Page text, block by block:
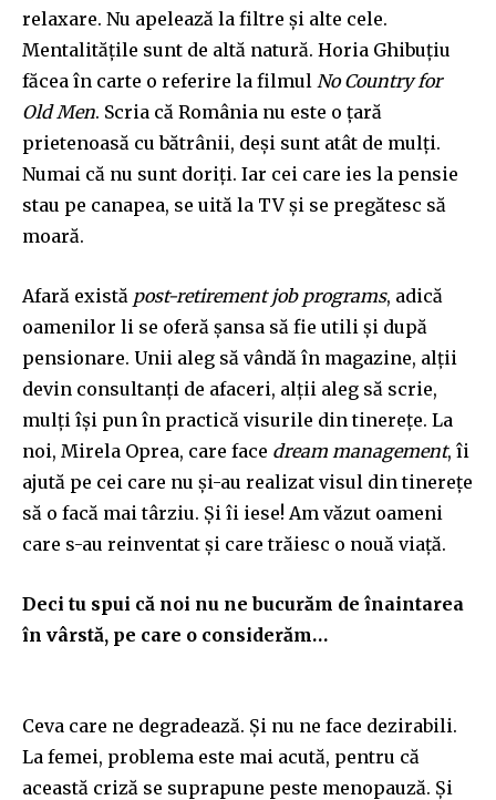
relaxare. Nu apelează la filtre și alte cele.
Mentalitățile sunt de altă natură. Horia Ghibuțiu
făcea în carte o referire la filmul No Country for
Old Men. Scria că România nu este o țară
prietenoasă cu bătrânii, deși sunt atât de mulți.
Numai că nu sunt doriți. Iar cei care ies la pensie
stau pe canapea, se uită la TV și se pregătesc să
moară.
Afară există post-retirement job programs, adică
oamenilor li se oferă șansa să fie utili și după
pensionare. Unii aleg să vândă în magazine, alții
devin consultanți de afaceri, alții aleg să scrie,
mulți își pun în practică visurile din tinerețe. La
noi, Mirela Oprea, care face dream management, îi
ajută pe cei care nu și-au realizat visul din tinerețe
să o facă mai târziu. Și îi iese! Am văzut oameni
care s-au reinventat și care trăiesc o nouă viață.
Deci tu spui că noi nu ne bucurăm de înaintarea
în vârstă, pe care o considerăm…
Ceva care ne degradează. Și nu ne face dezirabili.
La femei, problema este mai acută, pentru că
această criză se suprapune peste menopauză. Și